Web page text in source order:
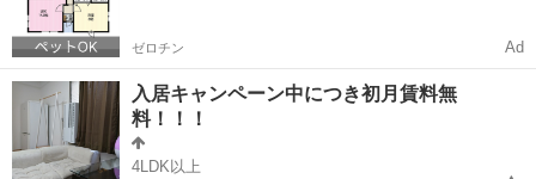
ゼロチン Ad
入居キャンペーン中につき初月賃料無
料！！！
4LDK以上